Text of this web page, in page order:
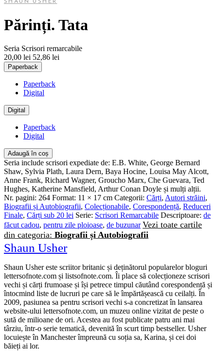
SHAUN USHER
Părinți. Tata
Seria Scrisori remarcabile
20,00 lei 52,86 lei
Paperback
Paperback
Digital
Digital
Paperback
Digital
Adaugă în coș
Seria include scrisori expediate de: E.B. White, George Bernard
Shaw, Sylvia Plath, Laura Dern, Baya Hocine, Louisa May Alcott,
Anne Frank, Richard Wagner, Groucho Marx, Che Guevara, Ted
Hughes, Katherine Mansfield, Arthur Conan Doyle și mulți alții.
Nr. pagini: 264 Format: 11 × 17 cm Categorii: Cărți, Autori străini,
Biografii și Autobiografii, Colecționabile, Corespondență, Reduceri
Finale, Cărți sub 20 lei Serie: Scrisori Remarcabile Descriptoare: de
făcut cadou, pentru zile ploioase, de buzunar Vezi toate cartile
din categoria: Biografii și Autobiografii
Shaun Usher
Shaun Usher este scriitor britanic și deținătorul popularelor bloguri
lettersofnote.com și listsofnote.com. Îi place să colecționeze scrisori
vechi și cărți frumoase și își petrece timpul căutând corespondență și
întocmind liste de lucruri pe care să le împărtășească cu ceilalți. În
2009, pasiunea sa pentru scrisori vechi s‑a concretizat în lansarea
website‑ului lettersofnote.com, un muzeu online vizitat de peste o
sută de milioane de ori. Acestea au fost publicate patru ani mai
târziu, într‑o serie tematică, devenită în scurt timp bestseller. Usher
locuiește în Manchester împreună cu soția sa, Karina, și cei doi
băieți ai lor.